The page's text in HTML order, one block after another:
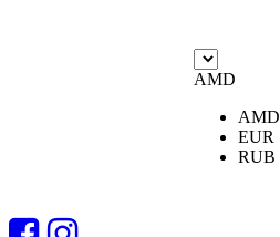
AMD
AMD
EUR
RUB